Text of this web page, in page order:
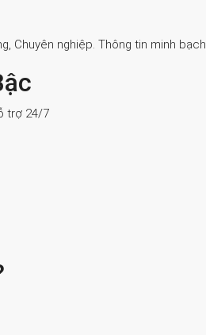
Chuyên nghiệp. Thông tin minh
trợ 24/7